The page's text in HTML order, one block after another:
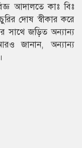
আদালতে কাঃ বিঃ
দোষ স্বীকার করে
সাথে জড়িত অন্যান্য
জানান, অন্যান্য